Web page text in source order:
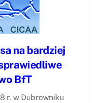
na bardziej
BfT
r. w Dubrowniku